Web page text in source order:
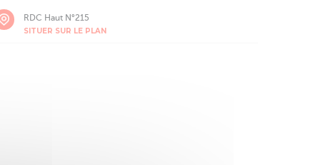
RDC Haut N°215
SITUER SUR LE PLAN